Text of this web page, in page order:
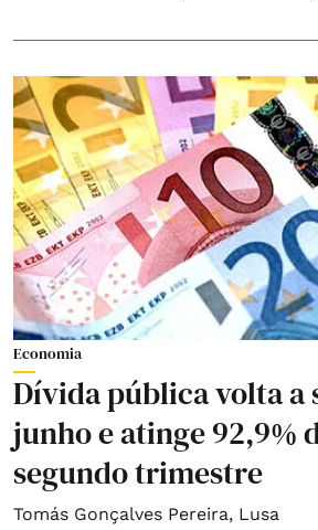
Economia
Dívida pública volta a
junho e atinge 92,9%
segundo trimestre
Tomás Gonçalves Pereira, Lusa